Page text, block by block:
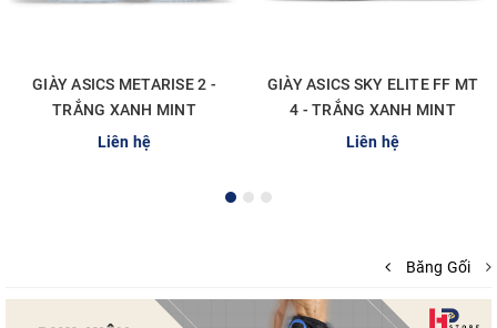
GIÀY ASICS METARISE 2 -
TRẮNG XANH MINT
Liên hệ
GIÀY ASICS SKY ELITE FF MT
4 - TRẮNG XANH MINT
Liên hệ
Băng Gối